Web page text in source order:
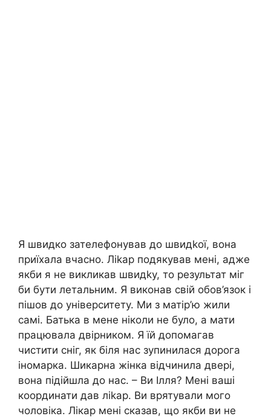
Я швидко зателефонував до швидkої, вона
приїхала вчасно. Ліkар подякував мені, адже
якби я не викликав швидkу, то результат міг
би бути летальним. Я виконав свій обов’язок і
пішов до університету. Ми з матір’ю жили
самі. Батька в мене ніколи не було, а мати
працювала двірником. Я їй допомагав
чистити сніг, як біля нас зупинилася дорога
іномарка. Шикарна жінка відчинила двері,
вона підійшла до нас. – Ви Ілля? Мені ваші
координати дав ліkар. Ви врятували мого
чоловіка. Лікар мені сказав, що якби ви не